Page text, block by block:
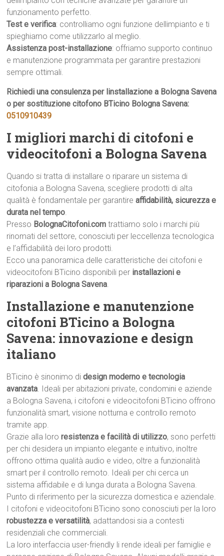
funzionamento perfetto.
Test e verifica: controlliamo ogni funzione dellimpianto e ti
spieghiamo come utilizzarlo al meglio.
Assistenza post-installazione: offriamo supporto continuo
e manutenzione programmata per garantire prestazioni
sempre ottimali.
Richiedi una consulenza per linstallazione a Bologna Savena
o per sostituzione citofono BTicino Bologna Savena:
0510910439
I migliori marchi di citofoni e
videocitofoni a Bologna Savena
Quando si tratta di installare o riparare un sistema di
citofonia a Bologna Savena, scegliere prodotti di alta
qualità è fondamentale per garantireaffidabilità, sicurezza e
durata nel tempo.
Presso BolognaCitofoni.com trattiamo solo i marchi più
rinomati del settore, conosciuti per leccellenza tecnologica
e l’affidabilità dei loro prodotti.
Ecco una panoramica delle caratteristiche dei citofoni e
videocitofoni BTicino disponibili per installazioni e
riparazioni a Bologna Savena.
Installazione e manutenzione
citofoni BTicino a Bologna
Savena: innovazione e design
italiano
BTicino è sinonimo didesign moderno e tecnologia
avanzata. Ideali per abitazioni private, condomini e aziende
a Bologna Savena, i citofoni e videocitofoni BTicino offrono
funzionalità smart, visione notturna e controllo remoto
tramite app.
Grazie alla lororesistenza e facilità di utilizzo, sono perfetti
per chi desidera un impianto elegante e intuitivo, inoltre
offrono ottima qualità audio e video, oltre a funzionalità
smart per il controllo remoto. Ideali per chi cerca un
sistema affidabile e di lunga durata a Bologna Savena.
Punto di riferimento per la sicurezza domestica e aziendale.
I citofoni e videocitofoni BTicino sono conosciuti per la loro
robustezza e versatilità, adattandosi sia a contesti
residenziali che commerciali.
La loro interfaccia user-friendly li rende ideali per famiglie e